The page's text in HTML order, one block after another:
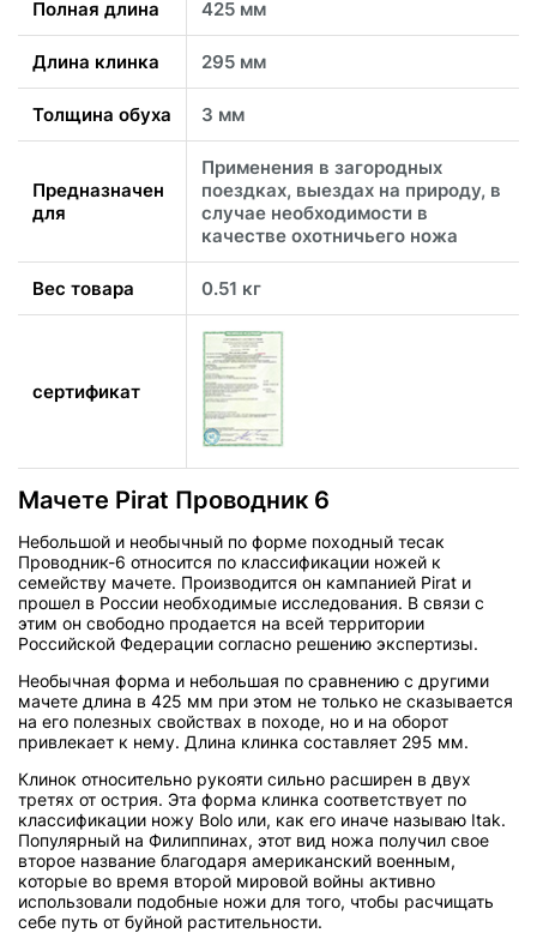
Полная длина 425 мм
Длина клинка 295 мм
Толщина обуха 3 мм
Предназначен
для
Применения в загородных
поездках, выездах на природу, в
случае необходимости в
качестве охотничьего ножа
Вес товара 0.51 кг
сертификат
Мачете Pirat Проводник 6
Небольшой и необычный по форме походный тесак
Проводник-6 относится по классификации ножей к
семейству мачете. Производится он кампанией Pirat и
прошел в России необходимые исследования. В связи с
этим он свободно продается на всей территории
Российской Федерации согласно решению экспертизы.
Необычная форма и небольшая по сравнению с другими
мачете длина в 425 мм при этом не только не сказывается
на его полезных свойствах в походе, но и на оборот
привлекает к нему. Длина клинка составляет 295 мм.
Клинок относительно рукояти сильно расширен в двух
третях от острия. Эта форма клинка соответствует по
классификации ножу Bolo или, как его иначе называю Itak.
Популярный на Филиппинах, этот вид ножа получил свое
второе название благодаря американский военным,
которые во время второй мировой войны активно
использовали подобные ножи для того, чтобы расчищать
себе путь от буйной растительности.